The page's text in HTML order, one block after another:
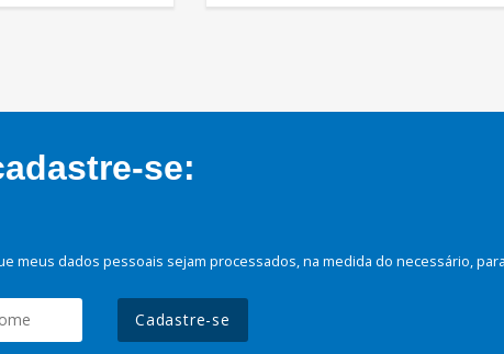
se:
meus dados pessoais sejam processados, na medida do necessário,
Cadastre-se